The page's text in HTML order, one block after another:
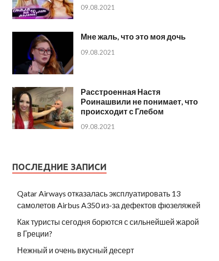
09.08.2021
Мне жаль, что это моя дочь
09.08.2021
Расстроенная Настя
Роинашвили не понимает, что
происходит с Глебом
09.08.2021
ПОСЛЕДНИЕ ЗАПИСИ
Qatar Airways отказалась эксплуатировать 13
самолетов Airbus A350 из-за дефектов фюзеляжей
Как туристы сегодня борются с сильнейшей жарой
в Греции?
Нежный и очень вкусный десерт